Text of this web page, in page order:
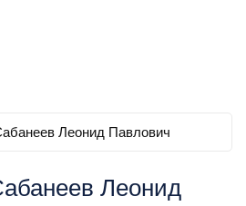
Леонид Павлович
Леонид